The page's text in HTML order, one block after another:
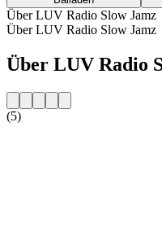
Über LUV Radio Slow Jamz
Über LUV Radio Slow Jamz
Über LUV Radio
(5)